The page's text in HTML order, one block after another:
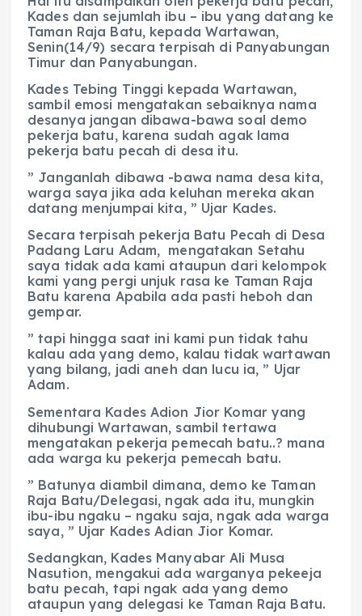
Kades dan sejumlah ibu – ibu yang datang ke
Taman Raja Batu, kepada Wartawan,
Senin(14/9) secara terpisah di Panyabungan
Timur dan Panyabungan.
Kades Tebing Tinggi kepada Wartawan,
sambil emosi mengatakan sebaiknya nama
desanya jangan dibawa-bawa soal demo
pekerja batu, karena sudah agak lama
pekerja batu pecah di desa itu.
” Janganlah dibawa -bawa nama desa kita,
warga saya jika ada keluhan mereka akan
datang menjumpai kita, ” Ujar Kades.
Secara terpisah pekerja Batu Pecah di Desa
Padang Laru Adam, mengatakan Setahu
saya tidak ada kami ataupun dari kelompok
kami yang pergi unjuk rasa ke Taman Raja
Batu karena Apabila ada pasti heboh dan
gempar.
” tapi hingga saat ini kami pun tidak tahu
kalau ada yang demo, kalau tidak wartawan
yang bilang, jadi aneh dan lucu ia, ” Ujar
Adam.
Sementara Kades Adion Jior Komar yang
dihubungi Wartawan, sambil tertawa
mengatakan pekerja pemecah batu..? mana
ada warga ku pekerja pemecah batu.
” Batunya diambil dimana, demo ke Taman
Raja Batu/Delegasi, ngak ada itu, mungkin
ibu-ibu ngaku – ngaku saja, ngak ada warga
saya, ” Ujar Kades Adian Jior Komar.
Sedangkan, Kades Manyabar Ali Musa
Nasution, mengakui ada warganya pekeeja
batu pecah, tapi ngak ada yang demo
ataupun yang delegasi ke Taman Raja Batu.